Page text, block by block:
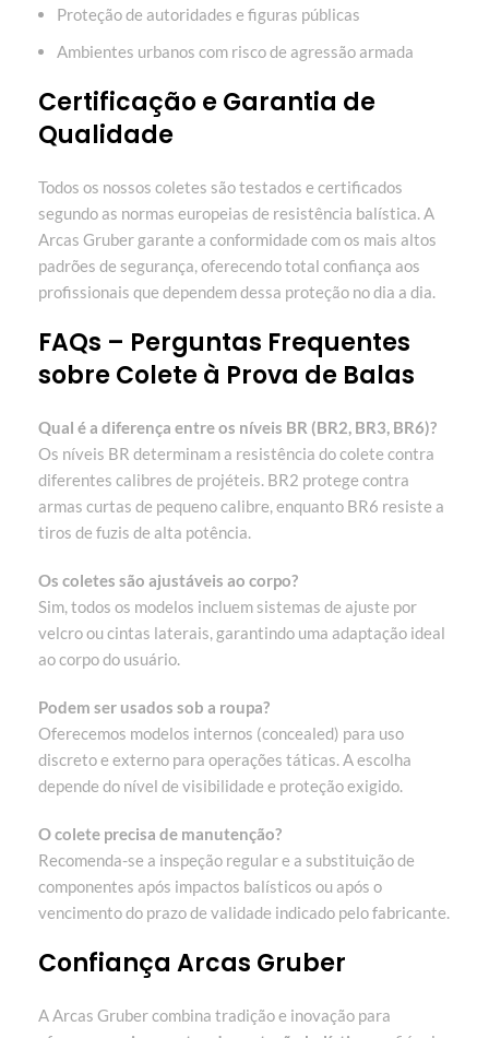
Proteção de autoridades e figuras públicas
Ambientes urbanos com risco de agressão armada
Certificação e Garantia de
Qualidade
Todos os nossos coletes são testados e certificados
segundo as normas europeias de resistência balística. A
Arcas Gruber garante a conformidade com os mais altos
padrões de segurança, oferecendo total confiança aos
profissionais que dependem dessa proteção no dia a dia.
FAQs – Perguntas Frequentes
sobre Colete à Prova de Balas
Qual é a diferença entre os níveis BR (BR2, BR3, BR6)?
Os níveis BR determinam a resistência do colete contra
diferentes calibres de projéteis. BR2 protege contra
armas curtas de pequeno calibre, enquanto BR6 resiste a
tiros de fuzis de alta potência.
Os coletes são ajustáveis ao corpo?
Sim, todos os modelos incluem sistemas de ajuste por
velcro ou cintas laterais, garantindo uma adaptação ideal
ao corpo do usuário.
Podem ser usados sob a roupa?
Oferecemos modelos internos (concealed) para uso
discreto e externo para operações táticas. A escolha
depende do nível de visibilidade e proteção exigido.
O colete precisa de manutenção?
Recomenda-se a inspeção regular e a substituição de
componentes após impactos balísticos ou após o
vencimento do prazo de validade indicado pelo fabricante.
Confiança Arcas Gruber
A Arcas Gruber combina tradição e inovação para